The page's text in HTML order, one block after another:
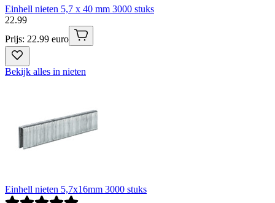
Einhell nieten 5,7 x 40 mm 3000 stuks
22.99
Prijs: 22.99 euro
Bekijk alles in nieten
Einhell nieten 5,7x16mm 3000 stuks